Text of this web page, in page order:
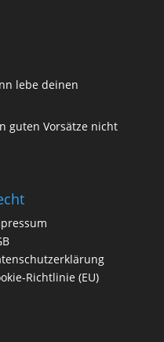
lebe deinen
guten Vorsätze nicht
Richtlinie (EU)